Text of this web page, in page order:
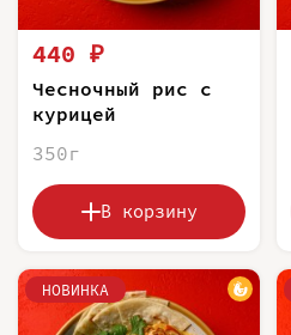
440 ₽
Чесночный рис с
курицей
350г
В корзину
НОВИНКА